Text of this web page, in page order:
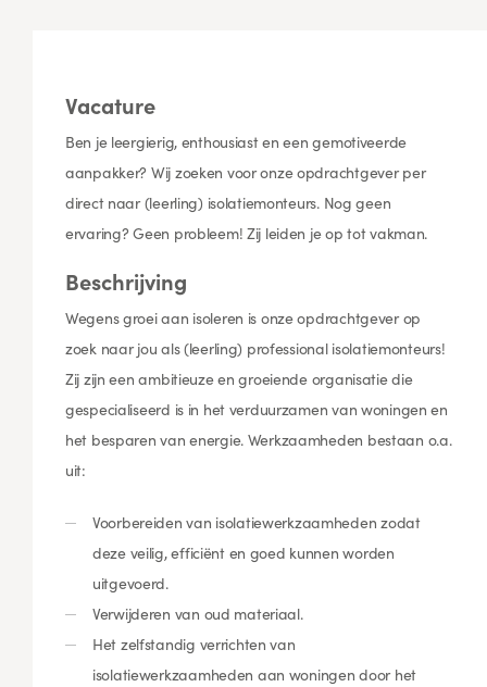
Vacature
Ben je leergierig, enthousiast en een gemotiveerde
aanpakker? Wij zoeken voor onze opdrachtgever per
direct naar (leerling) isolatiemonteurs. Nog geen
ervaring? Geen probleem! Zij leiden je op tot vakman.
Beschrijving
Wegens groei aan isoleren is onze opdrachtgever op
zoek naar jou als (leerling) professional isolatiemonteurs!
Zij zijn een ambitieuze en groeiende organisatie die
gespecialiseerd is in het verduurzamen van woningen en
het besparen van energie. Werkzaamheden bestaan o.a.
uit:
Voorbereiden van isolatiewerkzaamheden zodat
deze veilig, efficiënt en goed kunnen worden
uitgevoerd.
Verwijderen van oud materiaal.
Het zelfstandig verrichten van
isolatiewerkzaamheden aan woningen door het